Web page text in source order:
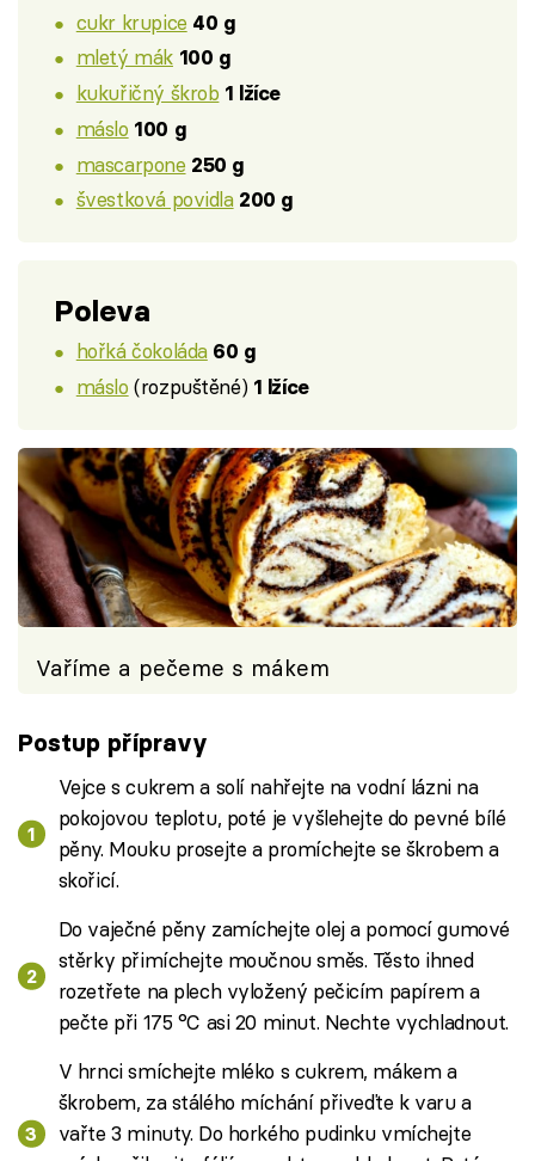
cukr krupice 40 g
mletý mák 100 g
kukuřičný škrob 1 lžíce
máslo 100 g
mascarpone 250 g
švestková povidla 200 g
Poleva
hořká čokoláda 60 g
máslo (rozpuštěné) 1 lžíce
Vaříme a pečeme s mákem
Postup přípravy
Vejce s cukrem a solí nahřejte na vodní lázni na
pokojovou teplotu, poté je vyšlehejte do pevné bílé
pěny. Mouku prosejte a promíchejte se škrobem a
skořicí.
Do vaječné pěny zamíchejte olej a pomocí gumové
stěrky přimíchejte moučnou směs. Těsto ihned
rozetřete na plech vyložený pečicím papírem a
pečte při 175 °C asi 20 minut. Nechte vychladnout.
V hrnci smíchejte mléko s cukrem, mákem a
škrobem, za stálého míchání přiveďte k varu a
vařte 3 minuty. Do horkého pudinku vmíchejte